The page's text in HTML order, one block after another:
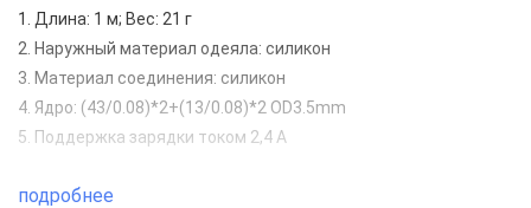
1. Длина: 1 м; Вес: 21 г
2. Наружный материал одеяла: силикон
3. Материал соединения: силикон
4. Ядро: (43/0.08)*2+(13/0.08)*2 OD3.5mm
5. Поддержка зарядки током 2,4 А
подробнее